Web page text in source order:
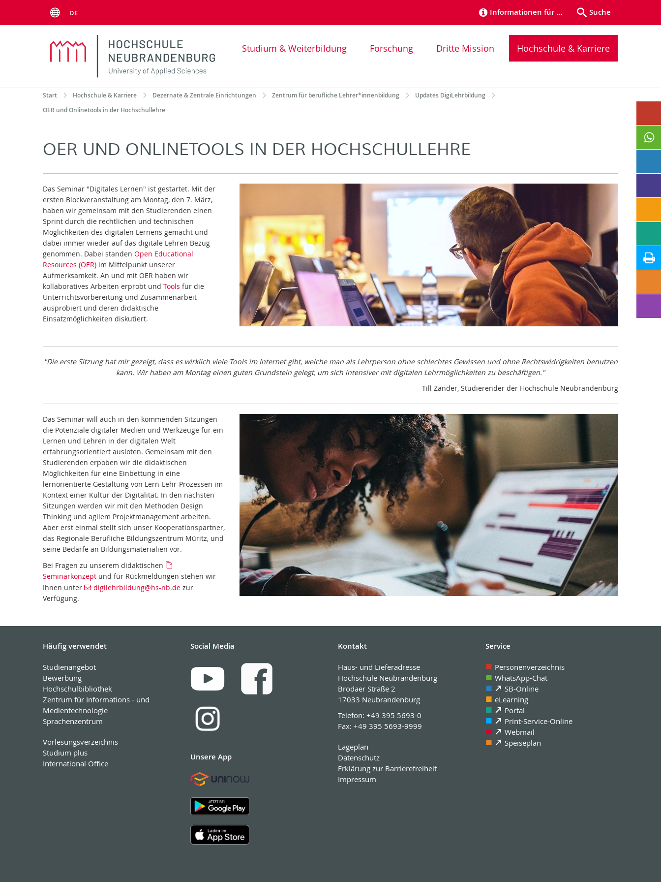
DE Informationen für … Suche
Studium & Weiterbildung Forschung Dritte Mission Hochschule & Karriere
Start Hochschule & Karriere Dezernate & Zentrale Einrichtungen Zentrum für berufliche Lehrer*innenbildung
Updates DigiLehrbildung
OER und Onlinetools in der Hochschullehre
OER UND ONLINETOOLS IN DER HOCHSCHULLEHRE
Das Seminar "Digitales Lernen" ist gestartet. Mit der
ersten Blockveranstaltung am Montag, den 7. März,
haben wir gemeinsam mit den Studierenden einen
Sprint durch die rechtlichen und technischen
Möglichkeiten des digitalen Lernens gemacht und
dabei immer wieder auf das digitale Lehren Bezug
genommen. Dabei standen Open Educational
Resources (OER) im Mittelpunkt unserer
Aufmerksamkeit. An und mit OER haben wir
kollaboratives Arbeiten erprobt und Tools für die
Unterrichtsvorbereitung und Zusammenarbeit
ausprobiert und deren didaktische
Einsatzmöglichkeiten diskutiert.
"Die erste Sitzung hat mir gezeigt, dass es wirklich viele Tools im Internet gibt, welche man als Lehrperson ohne schlechtes Gewissen und ohne Rechtswidrigkeiten benutzen
kann. Wir haben am Montag einen guten Grundstein gelegt, um sich intensiver mit digitalen Lehrmöglichkeiten zu beschäftigen."
Till Zander, Studierender der Hochschule Neubrandenburg
Das Seminar will auch in den kommenden Sitzungen
die Potenziale digitaler Medien und Werkzeuge für ein
Lernen und Lehren in der digitalen Welt
erfahrungsorientiert ausloten. Gemeinsam mit den
Studierenden erpoben wir die didaktischen
Möglichkeiten für eine Einbettung in eine
lernorientierte Gestaltung von Lern-Lehr-Prozessen im
Kontext einer Kultur der Digitalität. In den nächsten
Sitzungen werden wir mit den Methoden Design
Thinking und agilem Projektmanagement arbeiten.
Aber erst einmal stellt sich unser Kooperationspartner,
das Regionale Berufliche Bildungszentrum Müritz, und
seine Bedarfe an Bildungsmaterialien vor.
Bei Fragen zu unserem didaktischen
Seminarkonzept und für Rückmeldungen stehen wir
Ihnen unter
digilehrbildung@hs-nb.de zur
Verfügung.
Häufig verwendet
Studienangebot
Bewerbung
Hochschulbibliothek
Zentrum für Informations - und
Medientechnologie
Sprachenzentrum
Vorlesungsverzeichnis
Studium plus
International Office
Social Media
Unsere App
Kontakt
Haus- und Lieferadresse
Hochschule Neubrandenburg
Brodaer Straße 2
17033 Neubrandenburg
Telefon: +49 395 5693-0
Fax: +49 395 5693-9999
Lageplan
Datenschutz
Erklärung zur Barrierefreiheit
Impressum
Service
Personenverzeichnis
WhatsApp-Chat
SB-Online
eLearning
Portal
Print-Service-Online
Webmail
Speiseplan